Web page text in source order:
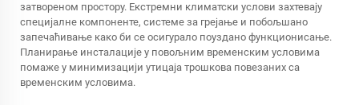
затвореном простору. Екстремни климатски услови захтевају
специјалне компоненте, системе за грејање и побољшано
запечаћивање како би се осигурало поуздано функционисање.
Планирање инсталације у повољним временским условима
помаже у минимизацији утицаја трошкова повезаних са
временским условима.